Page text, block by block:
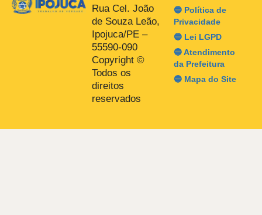
Rua Cel. João
de Souza Leão,
Ipojuca/PE –
55590-090
Copyright ©
Todos os
direitos
reservados
🔵 Política de
Privacidade
🔵 Lei LGPD
🔵 Atendimento
da Prefeitura
🔵 Mapa do Site